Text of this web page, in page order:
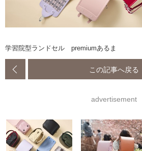
学習院型ランドセル premiumあるま
この記事へ戻る
advertisement